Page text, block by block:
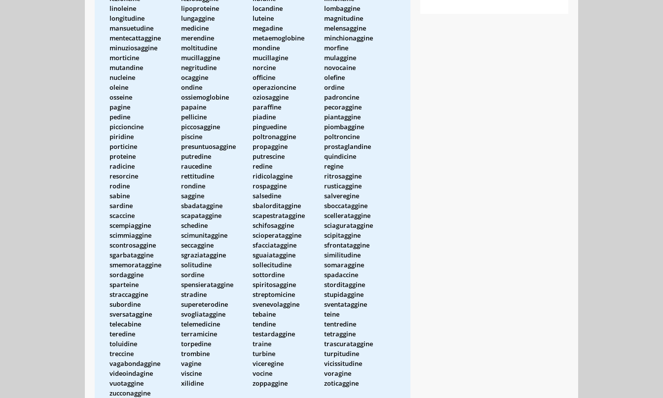
linoleine
lipoproteine locandine
lombaggine
longitudine
lungaggine luteine
magnitudine
mansuetudine
medicine megadine
melensaggine
mentecattaggine
merendine metaemoglobine
minchionaggine
minuziosaggine
moltitudine mondine
morfine
morticine
mucillaggine mucillagine
mulaggine
mutandine
negritudine norcine
novocaine
nucleine
ocaggine officine
olefine
oleine
ondine operazioncine
ordine
osseine
ossiemoglobine oziosaggine
padroncine
pagine
papaine paraffine
pecoraggine
pedine
pellicine piadine
piantaggine
piccioncine
piccosaggine pinguedine
piombaggine
piridine
piscine poltronaggine
poltroncine
porticine
presuntuosaggine propaggine
prostaglandine
proteine
putredine putrescine
quindicine
radicine
raucedine redine
regine
resorcine
rettitudine ridicolaggine
ritrosaggine
rodine
rondine rospaggine
rusticaggine
sabine
saggine salsedine
salveregine
sardine
sbadataggine sbalorditaggine
sboccataggine
scaccine
scapataggine scapestrataggine
scellerataggine
scempiaggine
schedine schifosaggine
sciagurataggine
scimmiaggine
scimunitaggine scioperataggine
scipitaggine
scontrosaggine
seccaggine sfacciataggine
sfrontataggine
sgarbataggine
sgraziataggine sguaiataggine
similitudine
smemorataggine
solitudine sollecitudine
somaraggine
sordaggine
sordine sottordine
spadaccine
sparteine
spensierataggine spiritosaggine
storditaggine
straccaggine
stradine streptomicine
stupidaggine
subordine
supereterodine svenevolaggine
sventataggine
sversataggine
svogliataggine tebaine
teine
telecabine
telemedicine tendine
tentredine
teredine
terramicine testardaggine
tetraggine
toluidine
torpedine traine
trascurataggine
treccine
trombine turbine
turpitudine
vagabondaggine
vagine viceregine
vicissitudine
videoindagine
viscine vocine
voragine
vuotaggine
xilidine zoppaggine
zoticaggine
zucconaggine